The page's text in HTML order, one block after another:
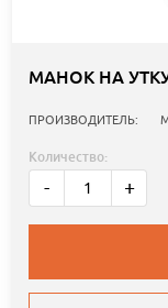
МАНОК НА УТКУ
ПРОИЗВОДИТЕЛЬ:
Количество:
- +